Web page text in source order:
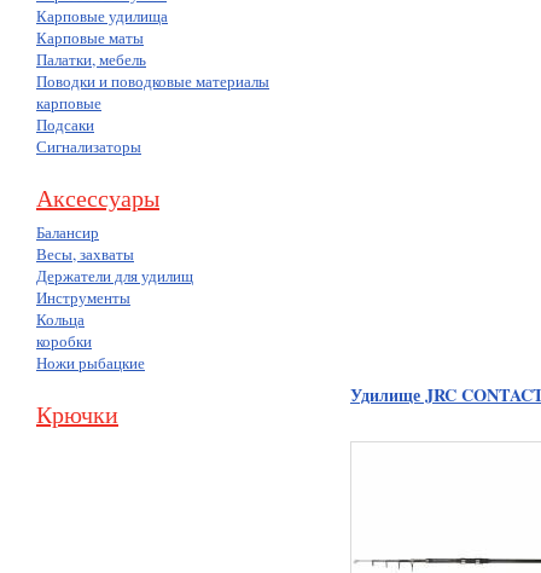
Карповые удилища
Карповые маты
Палатки, мебель
Поводки и поводковые материалы
карповые
Подсаки
Сигнализаторы
Аксессуары
Балансир
Весы, захваты
Держатели для удилищ
Инструменты
Кольца
коробки
Ножи рыбацкие
Крючки
Удилище JRC